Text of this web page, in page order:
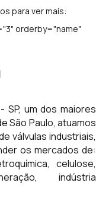
para ver mais:
orderby="name"
SP, um dos maiores
São Paulo, atuamos
válvulas industriais,
os mercados de:
celulose,
indústria